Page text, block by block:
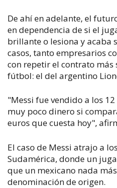
De ahí en adelante, el
en dependencia de si el
brillante o lesiona y acaba
casos, tanto empresarios
con repetir el contrato
fútbol: el del argentino
"Messi fue vendido a los
muy poco dinero si
euros que cuesta hoy",
El caso de Messi atrajo a
Sudamérica, donde un
que un mexicano nada
denominación de origen.